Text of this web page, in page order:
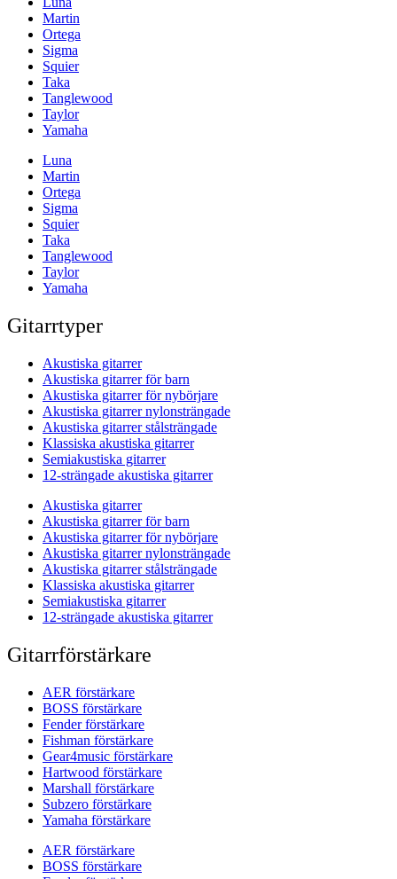
Martin
Ortega
Sigma
Squier
Taka
Tanglewood
Taylor
Yamaha
Luna
Martin
Ortega
Sigma
Squier
Taka
Tanglewood
Taylor
Yamaha
Gitarrtyper
Akustiska gitarrer
Akustiska gitarrer för barn
Akustiska gitarrer för nybörjare
Akustiska gitarrer nylonsträngade
Akustiska gitarrer stålsträngade
Klassiska akustiska gitarrer
Semiakustiska gitarrer
12-strängade akustiska gitarrer
Akustiska gitarrer
Akustiska gitarrer för barn
Akustiska gitarrer för nybörjare
Akustiska gitarrer nylonsträngade
Akustiska gitarrer stålsträngade
Klassiska akustiska gitarrer
Semiakustiska gitarrer
12-strängade akustiska gitarrer
Gitarrförstärkare
AER förstärkare
BOSS förstärkare
Fender förstärkare
Fishman förstärkare
Gear4music förstärkare
Hartwood förstärkare
Marshall förstärkare
Subzero förstärkare
Yamaha förstärkare
AER förstärkare
BOSS förstärkare